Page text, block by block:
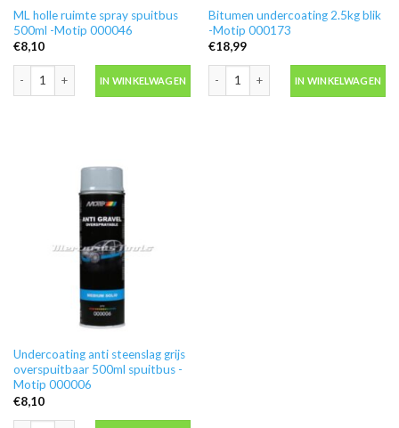
ML holle ruimte spray spuitbus
500ml -Motip 000046
€8,10
ML holle ruimte spray spuitbus 500ml -Motip 000046 aantal
IN WINKELWAGEN
Bitumen undercoating 2.5kg blik
-Motip 000173
€18,99
Bitumen undercoating 2.5kg blik -
IN WINKELWAGEN
Undercoating anti steenslag grijs
overspuitbaar 500ml spuitbus -
Motip 000006
€8,10